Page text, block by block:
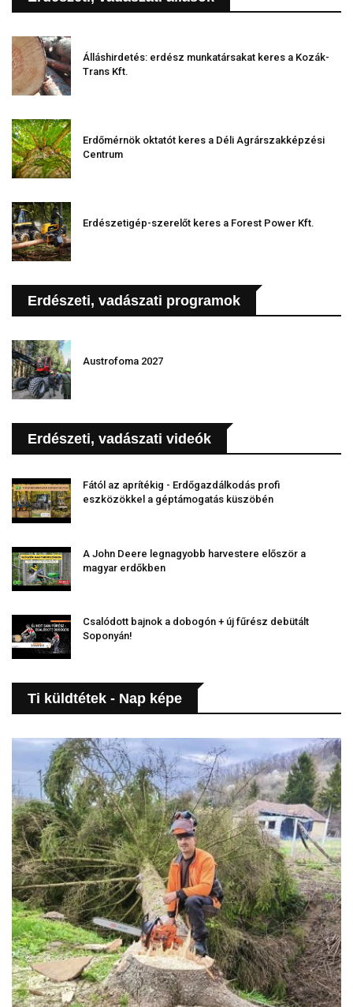
Álláshirdetés: erdész munkatársakat keres a Kozák-
Trans Kft.
Erdőmérnök oktatót keres a Déli Agrárszakképzési
Centrum
Erdészetigép-szerelőt keres a Forest Power Kft.
Erdészeti, vadászati programok
Austrofoma 2027
Erdészeti, vadászati videók
Fától az aprítékig - Erdőgazdálkodás profi
eszközökkel a géptámogatás küszöbén
A John Deere legnagyobb harvestere először a
magyar erdőkben
Csalódott bajnok a dobogón + új fűrész debütált
Soponyán!
Ti küldtétek - Nap képe